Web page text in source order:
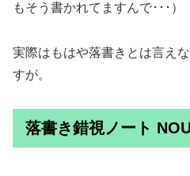
もそう書かれてますんで･･･）
実際はもはや落書きとは言え
すが。
落書き錯視ノート